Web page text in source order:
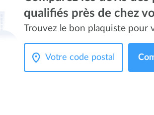
qualifiés près de chez
Trouvez le bon plaquiste pour